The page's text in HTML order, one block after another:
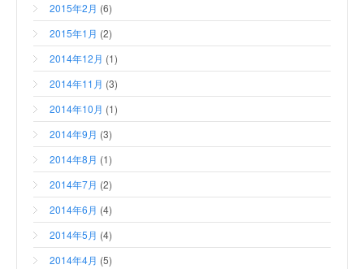
2015年2月 (6)
2015年1月 (2)
2014年12月 (1)
2014年11月 (3)
2014年10月 (1)
2014年9月 (3)
2014年8月 (1)
2014年7月 (2)
2014年6月 (4)
2014年5月 (4)
2014年4月 (5)